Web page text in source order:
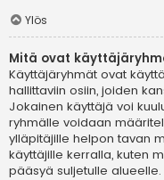
Ylös
Mitä ovat
Käyttäjäryhmät ovat
hallittaviin osiin, joiden
Jokainen käyttäjä voi
ryhmälle voidaan
ylläpitäjille helpon tavan
käyttäjille kerralla, kuten
pääsyä suljetulle alueelle.